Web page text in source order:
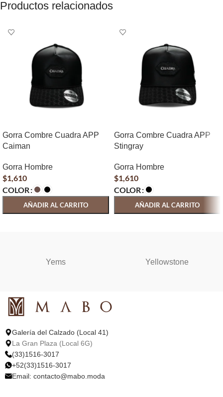
Productos relacionados
Gorra Combre Cuadra APP
Caiman
Gorra Hombre
$1,610
COLOR
AÑADIR AL CARRITO
Gorra Combre Cuadra APP
Stingray
Gorra Hombre
$1,610
COLOR
AÑADIR AL CARRITO
Yems Yellowstone
Galería del Calzado (Local 41)
La Gran Plaza (Local 6G)
(33)1516-3017
+52(33)1516-3017
Email: contacto@mabo.moda